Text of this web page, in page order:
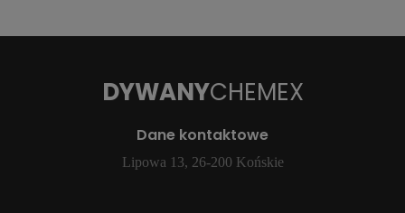
DYWANYCHEMEX
Dane kontaktowe
Lipowa 13, 26-200 Końskie